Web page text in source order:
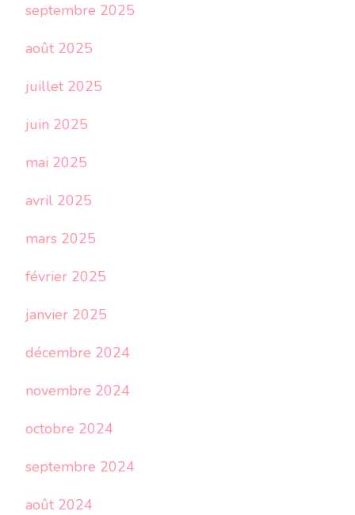
septembre 2025
août 2025
juillet 2025
juin 2025
mai 2025
avril 2025
mars 2025
février 2025
janvier 2025
décembre 2024
novembre 2024
octobre 2024
septembre 2024
août 2024